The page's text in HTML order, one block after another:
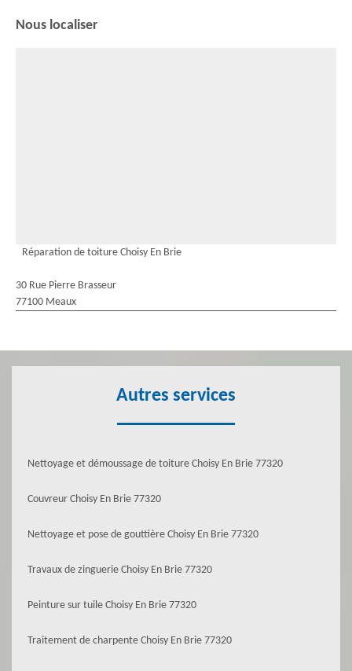
Nous localiser
Réparation de toiture Choisy En Brie
30 Rue Pierre Brasseur
77100 Meaux
Autres services
Nettoyage et démoussage de toiture Choisy En Brie 77320
Couvreur Choisy En Brie 77320
Nettoyage et pose de gouttière Choisy En Brie 77320
Travaux de zinguerie Choisy En Brie 77320
Peinture sur tuile Choisy En Brie 77320
Traitement de charpente Choisy En Brie 77320